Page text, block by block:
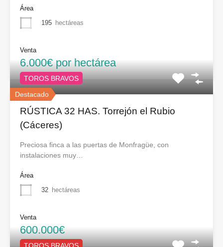
Área
195 hectáreas
Venta
6.000€ por hectárea
Destacado
TOROS BRAVOS
RÚSTICA 32 HAS. Torrejón el Rubio
(Cáceres)
Preciosa finca a las puertas de Monfragüe, con
instalaciones muy…
Área
32 hectáreas
Venta
600.000€